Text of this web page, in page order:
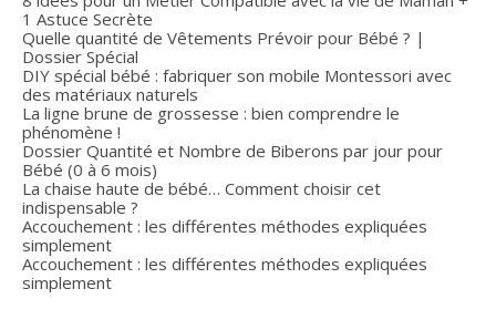
1 Astuce Secrète
Quelle quantité de Vêtements Prévoir pour Bébé ? |
Dossier Spécial
DIY spécial bébé : fabriquer son mobile Montessori avec
des matériaux naturels
La ligne brune de grossesse : bien comprendre le
phénomène !
Dossier Quantité et Nombre de Biberons par jour pour
Bébé (0 à 6 mois)
La chaise haute de bébé… Comment choisir cet
indispensable ?
Accouchement : les différentes méthodes expliquées
simplement
Accouchement : les différentes méthodes expliquées
simplement